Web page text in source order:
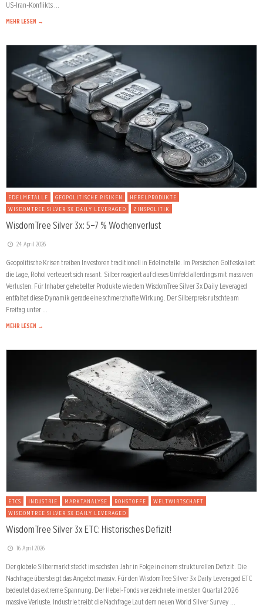
US-Iran-Konflikts …
MEHR LESEN →
EDELMETALLE GEOPOLITISCHE RISIKEN
HEBELPRODUKTE
WISDOMTREE SILVER 3X DAILY LEVERAGED
ZINSPOLITIK
WisdomTree Silver 3x: 5–7 % Wochenverlust
24. April 2026
Geopolitische Krisen treiben Investoren traditionell in Edelmetalle. Im Persischen Golf eskaliert
die Lage, Rohöl verteuert sich rasant. Silber reagiert auf dieses Umfeld allerdings mit massiven
Verlusten. Für Inhaber gehebelter Produkte wie dem WisdomTree Silver 3x Daily Leveraged
entfaltet diese Dynamik gerade eine schmerzhafte Wirkung. Der Silberpreis rutschte am
Freitag unter …
MEHR LESEN →
ETCS INDUSTRIE MARKTANALYSE ROHSTOFFE
WELTWIRTSCHAFT
WISDOMTREE SILVER 3X DAILY LEVERAGED
WisdomTree Silver 3x ETC: Historisches Defizit!
16. April 2026
Der globale Silbermarkt steckt im sechsten Jahr in Folge in einem strukturellen Defizit. Die
Nachfrage übersteigt das Angebot massiv. Für den WisdomTree Silver 3x Daily Leveraged ETC
bedeutet das extreme Spannung. Der Hebel-Fonds verzeichnete im ersten Quartal 2026
massive Verluste. Industrie treibt die Nachfrage Laut dem neuen World Silver Survey …